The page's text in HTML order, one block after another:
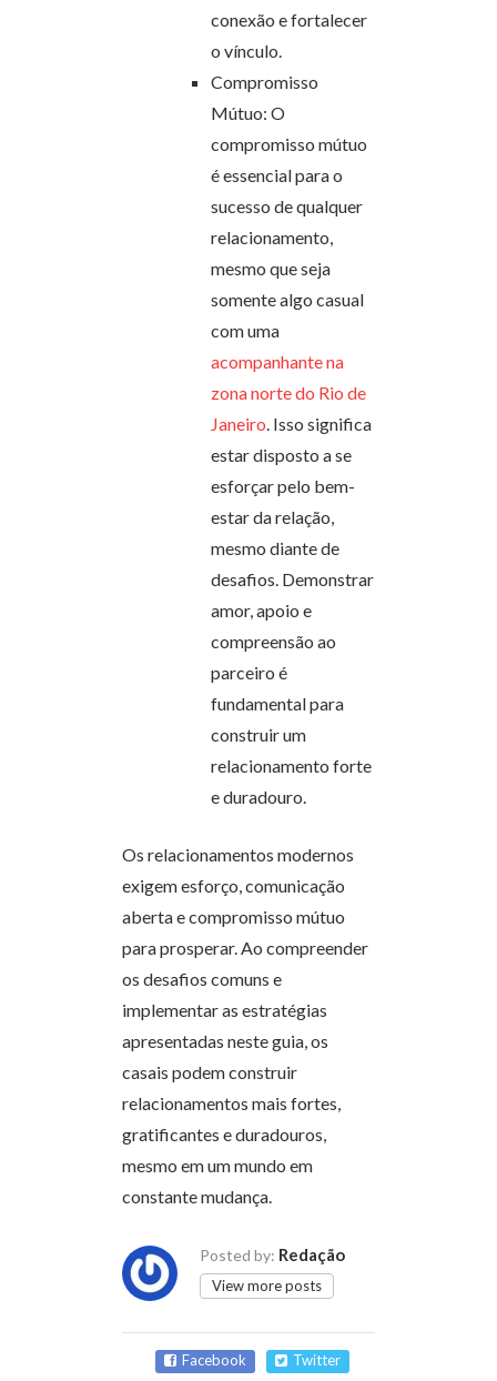
conexão e fortalecer
o vínculo.
Compromisso
Mútuo: O
compromisso mútuo
é essencial para o
sucesso de qualquer
relacionamento,
mesmo que seja
somente algo casual
com uma
acompanhante na
zona norte do Rio de
Janeiro. Isso significa
estar disposto a se
esforçar pelo bem-
estar da relação,
mesmo diante de
desafios. Demonstrar
amor, apoio e
compreensão ao
parceiro é
fundamental para
construir um
relacionamento forte
e duradouro.
Os relacionamentos modernos
exigem esforço, comunicação
aberta e compromisso mútuo
para prosperar. Ao compreender
os desafios comuns e
implementar as estratégias
apresentadas neste guia, os
casais podem construir
relacionamentos mais fortes,
gratificantes e duradouros,
mesmo em um mundo em
constante mudança.
Posted by: Redação
View more posts
Facebook Twitter